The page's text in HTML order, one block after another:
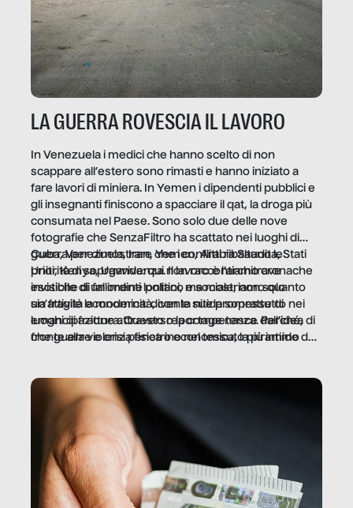
LA GUERRA ROVESCIA IL LAVORO
In Venezuela i medici che hanno scelto di non
scappare all’estero sono rimasti e hanno iniziato a
fare lavori di miniera. In Yemen i dipendenti pubblici e
gli insegnanti finiscono a spacciare il qat, la droga più
consumata nel Paese. Sono solo due delle nove
fotografie che SenzaFiltro ha scattato nei luoghi di
guerra per dimostrare che i conflitti ribaltano le
priorità di sopravvivenza. Il lavoro è l’architrave
invisibile di un ordine politico e sociale, non solo
un’attività economica: diventa nitida soprattutto nei
luoghi di frattura. Questo reportage nasce dall’idea
che guerre e crisi penetrino nel tessuto più intimo
Cuba, Venezuela, Iran, Yemen, Arabia Saudita, Stati
Uniti, Kenya, Uganda: qui non raccontiamo cronache
esotiche di fallimenti lontani, ma mostriamo quanto
sia fragile la modernità, con le sue promesse di
emancipazione attraverso la competenza. Perché, di
fronte alla violenza fisica o economica, la piramide del